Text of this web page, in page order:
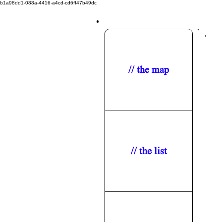
b1a98dd1-088a-4416-a4cd-cd6ff47b49dc
// the map
// the list